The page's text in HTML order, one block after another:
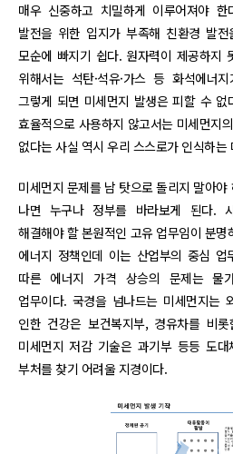
매우 신중하고 치밀하게 이루어져야
발전을 위한 입지가 부족해 친환경 발
모순에 빠지기 쉽다. 원자력이 제공하지
위해서는 석탄·석유·가스 등 화석에너
그렇게 되면 미세먼지 발생은 피할 수
효율적으로 사용하지 않고서는 미세먼지
없다는 사실 역시 우리 스스로가 인식하는
미세먼지 문제를 남 탓으로 돌리지 말아
나면 누구나 정부를 바라보게 된다.
해결해야 할 본원적인 고유 업무임이 분
에너지 정책인데 이는 산업부의 중심 업
따른 에너지 가격 상승의 문제는 물
업무이다. 국경을 넘나드는 미세먼지는
인한 건강은 보건복지부, 경유차를 비
미세먼지 저감 기술은 과기부 등등 도
부처를 찾기 어려울 지경이다.